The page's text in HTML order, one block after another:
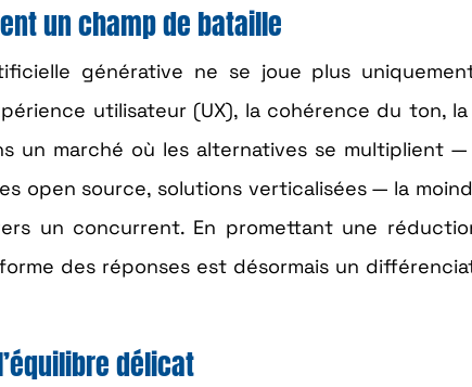
un champ de bataille
générative ne se joue plus
utilisateur (UX), la cohérence du ton,
un marché où les alternatives se multiplient
open source, solutions verticalisées — la
un concurrent. En promettant une
des réponses est désormais un
délicat